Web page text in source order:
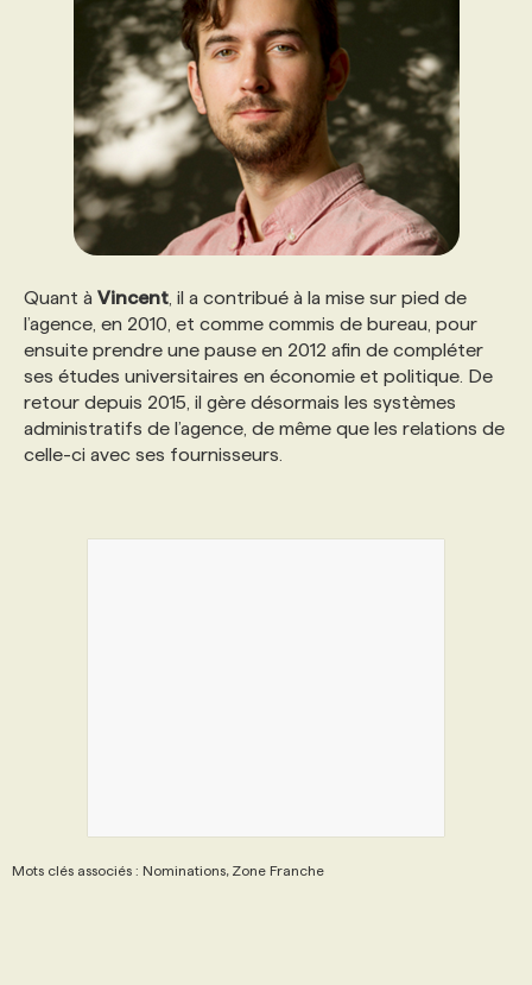
Quant à Vincent , il a contribué à la mise sur pied de
l’agence, en 2010, et comme commis de bureau, pour
ensuite prendre une pause en 2012 afin de compléter
ses études universitaires en économie et politique. De
retour depuis 2015, il gère désormais les systèmes
administratifs de l’agence, de même que les relations de
celle-ci avec ses fournisseurs.
Mots clés associés : Nominations, Zone Franche